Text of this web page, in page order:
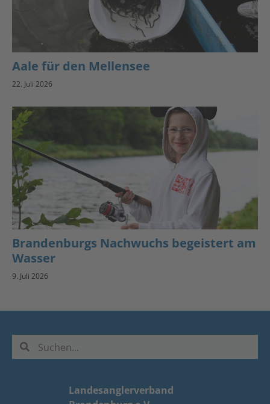
Aale für den Mellensee
22. Juli 2026
Brandenburgs Nachwuchs begeistert am
Wasser
9. Juli 2026
Landesanglerverband